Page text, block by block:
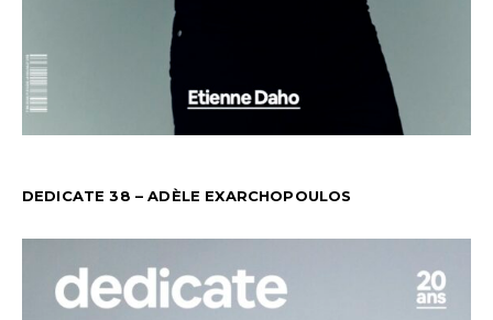
DEDICATE 38 – ADÈLE EXARCHOPOULOS